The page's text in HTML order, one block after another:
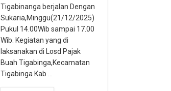
Tigabinanga berjalan Dengan
Sukaria,Minggu(21/12/2025)
Pukul 14.00Wib sampai 17.00
Wib. Kegiatan yang di
laksanakan di Losd Pajak
Buah Tigabinga,Kecamatan
Tigabinga Kab ...